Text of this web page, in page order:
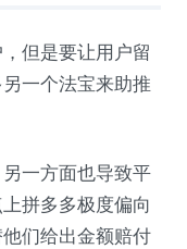
但是要让用户留
一个法宝来助推
一方面也导致平
拼多多极度偏向
们给出金额赔付